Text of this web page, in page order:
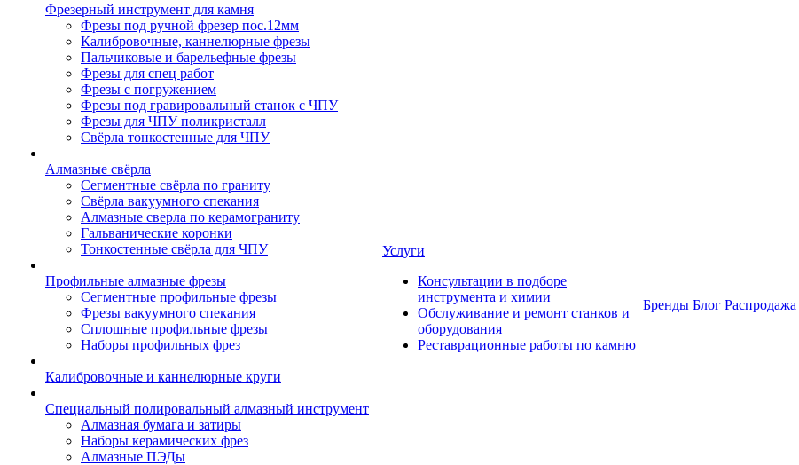
Фрезерный инструмент для камня
Фрезы под ручной фрезер пос.12мм
Калибровочные, каннелюрные фрезы
Пальчиковые и барельефные фрезы
Фрезы для спец работ
Фрезы с погружением
Фрезы под гравировальный станок с ЧПУ
Фрезы для ЧПУ поликристалл
Свёрла тонкостенные для ЧПУ
Алмазные свёрла
Сегментные свёрла по граниту
Свёрла вакуумного спекания
Алмазные сверла по керамограниту
Гальванические коронки
Тонкостенные свёрла для ЧПУ
Профильные алмазные фрезы
Сегментные профильные фрезы
Фрезы вакуумного спекания
Сплошные профильные фрезы
Наборы профильных фрез
Калибровочные и каннелюрные круги
Специальный полировальный алмазный инструмент
Алмазная бумага и затиры
Наборы керамических фрез
Алмазные ПЭДы
Услуги
Консультации в подборе
инструмента и химии
Обслуживание и ремонт станков и
оборудования
Реставрационные работы по камню
Бренды Блог Распродажа